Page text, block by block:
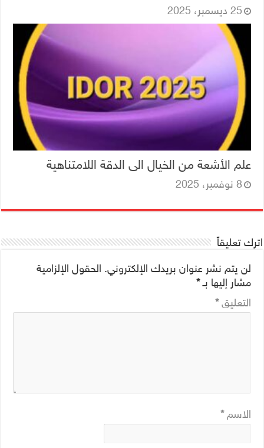
25 ديسمبر، 2025
علم الأشعة من الخيال الى الدقة اللامتناهية
8 نوفمبر، 2025
اترك تعليقاً
لن يتم نشر عنوان بريدك الإلكتروني. الحقول الإلزامية
مشار إليها بـ*
التعليق*
الاسم*